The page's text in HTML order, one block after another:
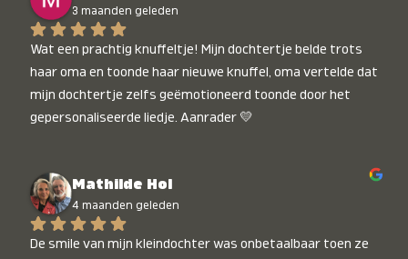
3 maanden geleden
Wat een prachtig knuffeltje! Mijn dochtertje belde trots
haar oma en toonde haar nieuwe knuffel, oma vertelde dat
mijn dochtertje zelfs geëmotioneerd toonde door het
gepersonaliseerde liedje. Aanrader 💛
Mathilde Hol
4 maanden geleden
De smile van mijn kleindochter was onbetaalbaar toen ze